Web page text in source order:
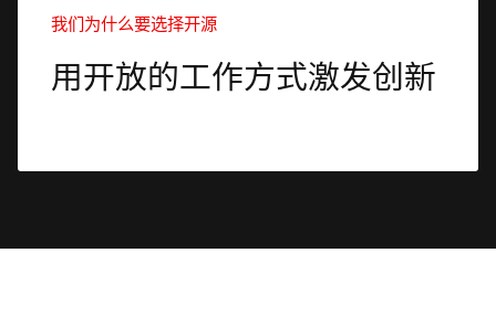
我们为什么要选择开源
用开放的工作方式激发创新